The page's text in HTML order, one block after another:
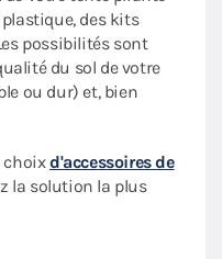
des kits
possibilités sont
du sol de votre
ou dur) et, bien
choixd'accessoires de
la solution la plus